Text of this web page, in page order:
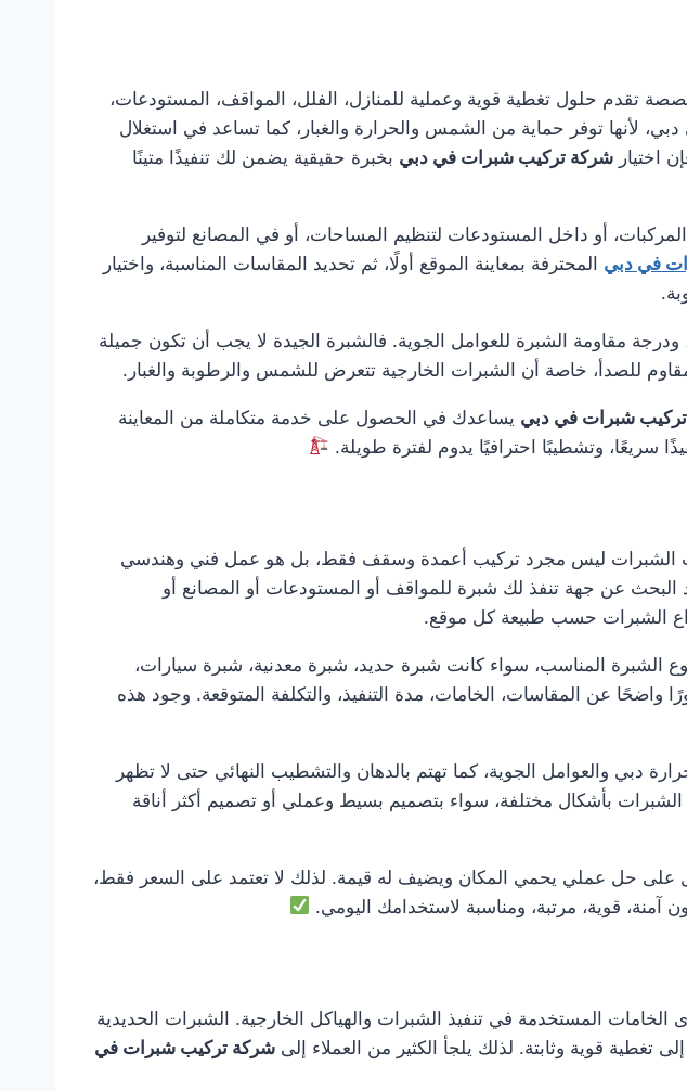
فأنت غالبًا تحتاج إلى جهة متخصصة تقدم حلول تغطية قوية وعملية للمنازل، الفلل، المواقف، المستودعات،
لأنها توفر حماية من الشمس والحرارة والغبار، كما تساعد في استغلال
اختيار شركة تركيب شبرات في دبي بخبرة حقيقية يضمن لك تنفيذًا متينًا
أو داخل المستودعات لتنظيم المساحات، أو في المصانع لتوفير
في دبي المحترفة بمعاينة الموقع أولًا، ثم تحديد المقاسات المناسبة، واختيار
مقاومة الشبرة للعوامل الجوية. فالشبرة الجيدة لا يجب أن تكون جميلة
للصدأ، خاصة أن الشبرات الخارجية تتعرض للشمس والرطوبة والغبار.
شبرات في دبي يساعدك في الحصول على خدمة متكاملة من المعاينة
سريعًا، وتشطيبًا احترافيًا يدوم لفترة طويلة.
الشبرات ليس مجرد تركيب أعمدة وسقف فقط، بل هو عمل فني وهندسي
البحث عن جهة تنفذ لك شبرة للمواقف أو المستودعات أو المصانع أو
الشبرات حسب طبيعة كل موقع.
الشبرة المناسب، سواء كانت شبرة حديد، شبرة معدنية، شبرة سيارات،
عن المقاسات، الخامات، مدة التنفيذ، والتكلفة المتوقعة. وجود هذه
دبي والعوامل الجوية، كما تهتم بالدهان والتشطيب النهائي حتى لا تظهر
بأشكال مختلفة، سواء بتصميم بسيط وعملي أو تصميم أكثر أناقة
حل عملي يحمي المكان ويضيف له قيمة. لذلك لا تعتمد على السعر فقط،
آمنة، قوية، مرتبة، ومناسبة لاستخدامك اليومي.
الخامات المستخدمة في تنفيذ الشبرات والهياكل الخارجية. الشبرات الحديدية
تغطية قوية وثابتة. لذلك يلجأ الكثير من العملاء إلى شركة تركيب شبرات في